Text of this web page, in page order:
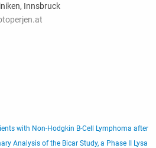
Innsbruck
with Non-Hodgkin B-Cell Lymphoma after
Analysis of the Bicar Study, a Phase II Lysa